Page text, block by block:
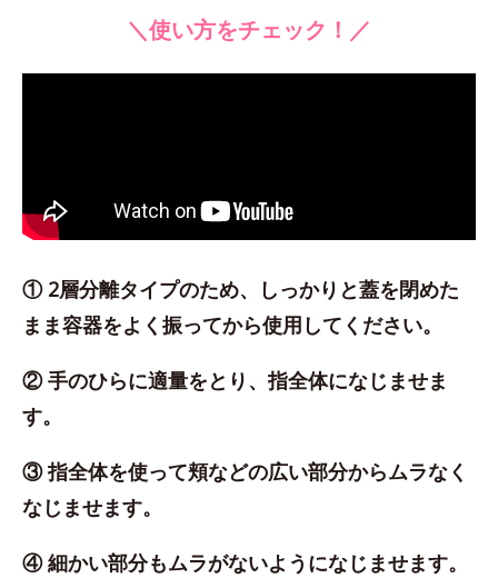
＼使い方をチェック！／
① 2層分離タイプのため、しっかりと蓋を閉めた
まま容器をよく振ってから使用してください。
② 手のひらに適量をとり、指全体になじませま
す。
③ 指全体を使って頬などの広い部分からムラなく
なじませます。
④ 細かい部分もムラがないようになじませます。